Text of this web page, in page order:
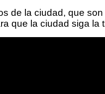
de la ciudad, que
que la ciudad siga la